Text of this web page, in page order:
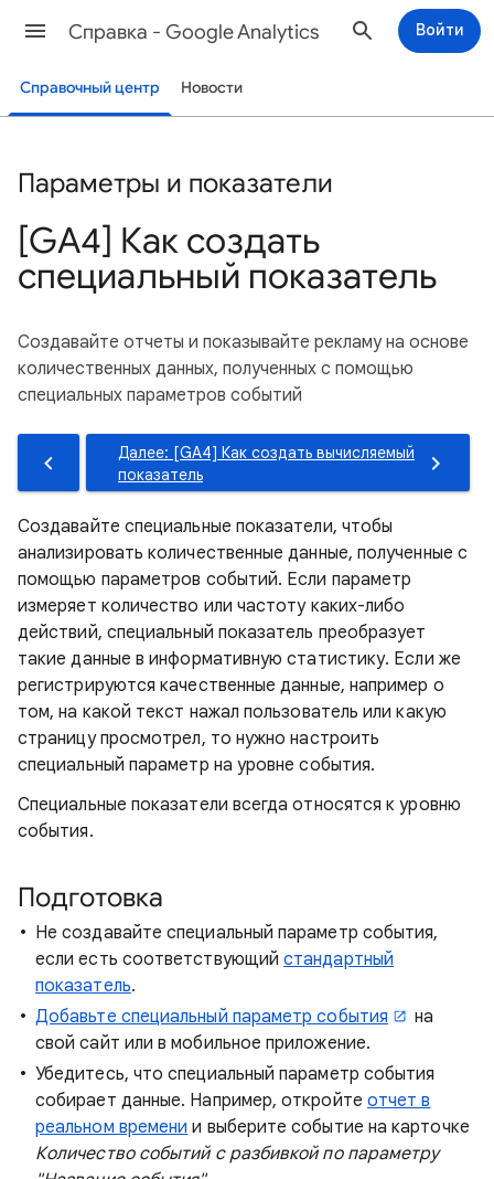
Cправка - Google Analytics Войти
Справочный центр Новости
Параметры и показатели
[GA4] Как создать
специальный показатель
Создавайте отчеты и показывайте рекламу на основе
количественных данных, полученных с помощью
специальных параметров событий
Далее: [GA4] Как создать вычисляемый
показатель
Создавайте специальные показатели, чтобы
анализировать количественные данные, полученные с
помощью параметров событий. Если параметр
измеряет количество или частоту каких-либо
действий, специальный показатель преобразует
такие данные в информативную статистику. Если же
регистрируются качественные данные, например о
том, на какой текст нажал пользователь или какую
страницу просмотрел, то нужно настроить
специальный параметр на уровне события.
Специальные показатели всегда относятся к уровню
события.
Подготовка
Не создавайте специальный параметр события,
если есть соответствующийстандартный
показатель.
Добавьте специальный параметр события
на
свой сайт или в мобильное приложение.
Убедитесь, что специальный параметр события
собирает данные. Например, откройте отчет в
реальном времени и выберите событие на карточке
Количество событий с разбивкой по параметру